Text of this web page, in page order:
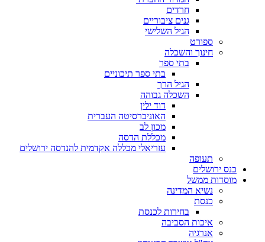
חרדים
גנים ציבוריים
הגיל השלישי
ספורט
חינוך והשכלה
בתי ספר
בתי ספר תיכוניים
הגיל הרך
השכלה גבוהה
דוד ילין
האוניברסיטה העברית
מכון לב
מכללת הדסה
עזריאלי מכללה אקדמית להנדסה ירושלים
תעופה
כנס ירושלים
מוסדות ממשל
נשיא המדינה
כנסת
בחירות לכנסת
איכות הסביבה
אנרגיה